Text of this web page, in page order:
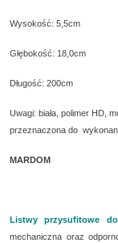
Wysokość: 5,5cm
Głębokość: 18,0cm
Długość: 200cm
Uwagi: biała, polimer HD,
przeznaczona do
MARDOM
Listwy przysufitowe
mechaniczna oraz